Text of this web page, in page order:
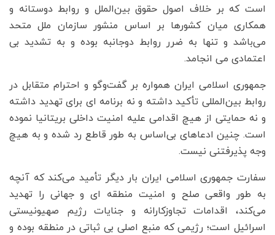
است که بر خلاف اصول حقوق بین‌الملل و روابط دوستانه و
همکاری میان کشورها بر اساس منشور سازمان ملل متحد
می‌باشد و تنها به ضرر روابط دوجانبه بوده و به تشدید بی
اعتمادی می انجامد.
جمهوری اسلامی ایران همواره بر گفت‌وگو و احترام متقابل در
روابط بین‌المللی تأکید داشته و نه برنامه ای برای تهدید داشته
و نه حمایتی از هیچ اقدامی علیه امنیت داخلی بریتانیا نموده
است. چنین ادعاهای بی‌اساس به طور قاطع رد شده و به هیچ
وجه پذیرفتنی نیست.
سفارت جمهوری اسلامی ایران بار دیگر تأمید می‌کند که آنچه
به طور واقعی صلح و امنیت منطقه ای و جهانی را تهدید
می‌کند، اقدامات تجاوزکارانه و جنایات رژیم صهیونیستی
اسرائیل است؛ رژیمی ‌که منبع اصلی بی ثباتی در منطقه بوده و